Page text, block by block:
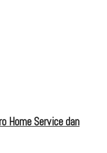
Home Service dan